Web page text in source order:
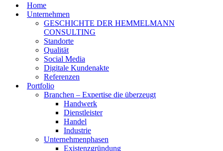
Home
Unternehmen
GESCHICHTE DER HEMMELMANN
CONSULTING
Standorte
Qualität
Social Media
Digitale Kundenakte
Referenzen
Portfolio
Branchen – Expertise die überzeugt
Handwerk
Dienstleister
Handel
Industrie
Unternehmenphasen
Existenzgründung